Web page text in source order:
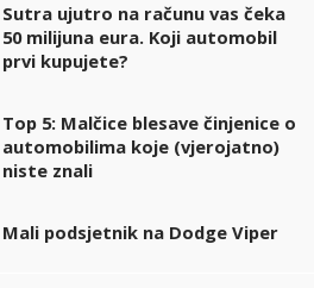
Sutra ujutro na računu vas čeka
50 milijuna eura. Koji automobil
prvi kupujete?
Top 5: Malčice blesave činjenice o
automobilima koje (vjerojatno)
niste znali
Mali podsjetnik na Dodge Viper